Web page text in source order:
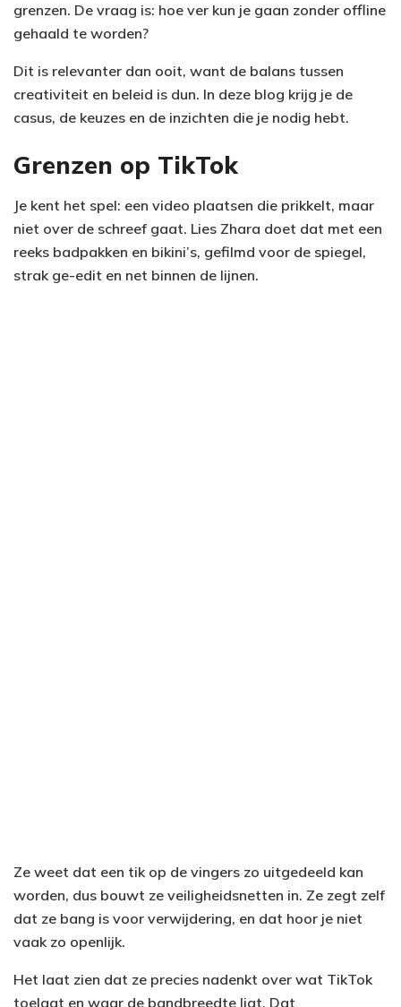
grenzen. De vraag is: hoe ver kun je gaan zonder offline
gehaald te worden?
Dit is relevanter dan ooit, want de balans tussen
creativiteit en beleid is dun. In deze blog krijg je de
casus, de keuzes en de inzichten die je nodig hebt.
Grenzen op TikTok
Je kent het spel: een video plaatsen die prikkelt, maar
niet over de schreef gaat. Lies Zhara doet dat met een
reeks badpakken en bikini’s, gefilmd voor de spiegel,
strak ge-edit en net binnen de lijnen.
Ze weet dat een tik op de vingers zo uitgedeeld kan
worden, dus bouwt ze veiligheidsnetten in. Ze zegt zelf
dat ze bang is voor verwijdering, en dat hoor je niet
vaak zo openlijk.
Het laat zien dat ze precies nadenkt over wat TikTok
toelaat en waar de bandbreedte ligt. Dat